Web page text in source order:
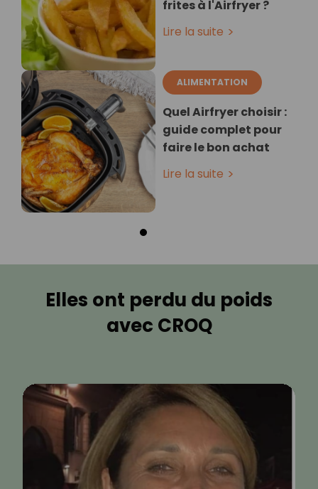
frites à l'Airfryer ?
Lire la suite
ALIMENTATION
Quel Airfryer choisir :
guide complet pour
faire le bon achat
Lire la suite
Elles ont perdu du poids
avec CROQ